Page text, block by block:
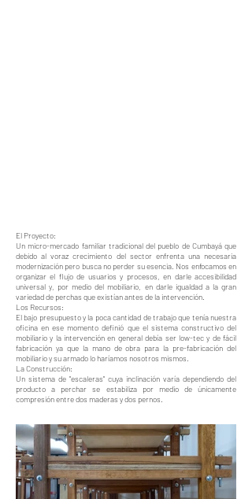
El Proyecto:
Un micro-mercado familiar tradicional del pueblo de Cumbayá que
debido al voraz crecimiento del sector enfrenta una necesaria
modernización pero busca no perder su esencia. Nos enfocamos en
organizar el flujo de usuarios y procesos, en darle accesibilidad
universal y, por medio del mobiliario, en darle igualdad a la gran
variedad de perchas que existían antes de la intervención.
Los Recursos:
El bajo presupuesto y la poca cantidad de trabajo que tenía nuestra
oficina en ese momento definió que el sistema constructivo del
mobiliario y la intervención en general debía ser low-tec y de fácil
fabricación ya que la mano de obra para la pre-fabricación del
mobiliario y su armado lo haríamos nosotros mismos.
La Construcción:
Un sistema de "escaleras" cuya inclinación varía dependiendo del
producto a perchar se estabiliza por medio de únicamente
compresión entre dos maderas y dos pernos.